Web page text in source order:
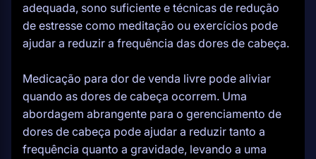
adequada, sono suficiente e técnicas de redução
de estresse como meditação ou exercícios pode
ajudar a reduzir a frequência das dores de cabeça.
Medicação para dor de venda livre pode aliviar
quando as dores de cabeça ocorrem. Uma
abordagem abrangente para o gerenciamento de
dores de cabeça pode ajudar a reduzir tanto a
frequência quanto a gravidade, levando a uma